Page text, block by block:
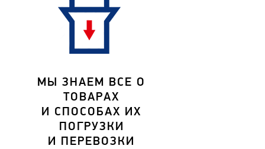
МЫ ЗНАЕМ ВСЕ О
ТОВАРАХ
И СПОСОБАХ ИХ
ПОГРУЗКИ
И ПЕРЕВОЗКИ